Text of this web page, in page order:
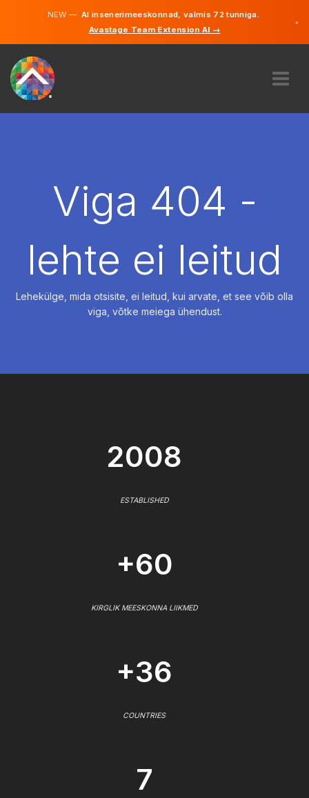
NEW —AI insenerimeeskonnad, valmis 72 tunniga.
Avastage Team Extension AI →
×
PALKAMAViga 404 -
lehte ei leitud
Lehekülge, mida otsisite, ei leitud, kui arvate, et see võib olla
viga, võtke meiega ühendust.
2008
ESTABLISHED
+60
KIRGLIK MEESKONNA LIIKMED
+36
COUNTRIES
7